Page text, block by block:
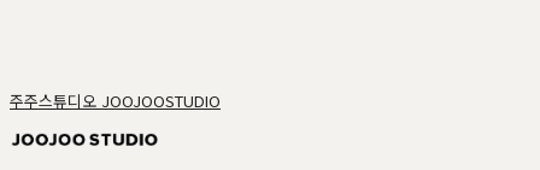
주주스튜디오 JOOJOOSTUDIO